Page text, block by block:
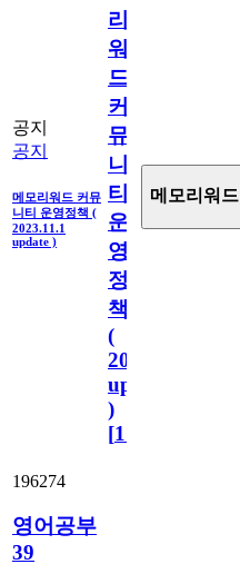
공지
공지
메모리워드 커뮤
니티 운영정책 (
2023.11.1
update )
리
워
드
커
뮤
니
티
운
영
정
책
(
2023.11.1
update
)
[110
메모리워드
196274
영어공부
39